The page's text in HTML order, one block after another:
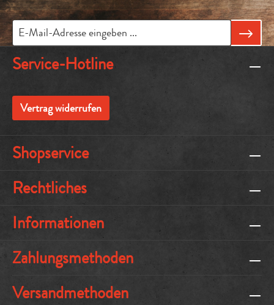
Service-Hotline
Vertrag widerrufen
Shopservice
Rechtliches
Informationen
Zahlungsmethoden
Versandmethoden